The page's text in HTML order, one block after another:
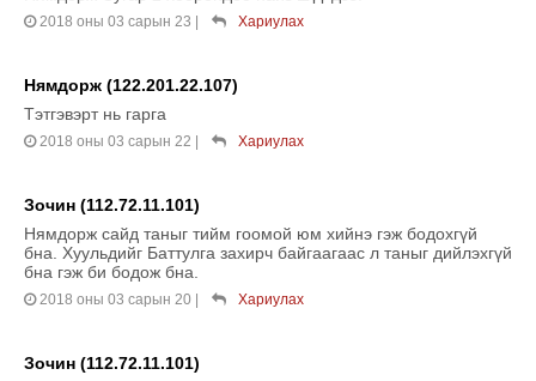
2018 оны 03 сарын 23 Хариулах
Нямдорж (122.201.22.107)
Тэтгэвэрт нь гарга
2018 оны 03 сарын 22 Хариулах
Зочин (112.72.11.101)
Нямдорж сайд таныг тийм гоомой юм хийнэ гэж бодохгүй
бна. Хуульдийг Баттулга захирч байгаагаас л таныг дийлэхгүй
бна гэж би бодож бна.
2018 оны 03 сарын 20 Хариулах
Зочин (112.72.11.101)